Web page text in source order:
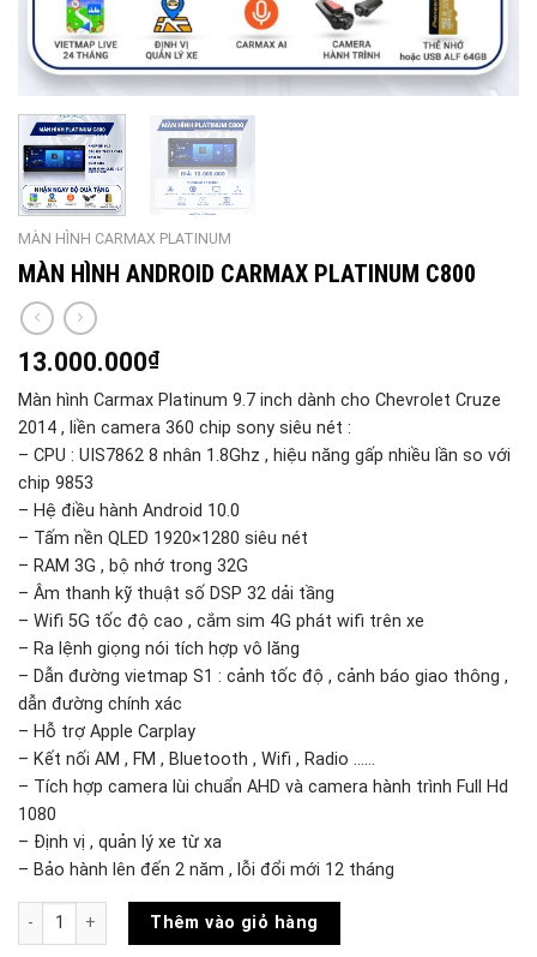
MÀN HÌNH CARMAX PLATINUM
MÀN HÌNH ANDROID CARMAX PLATINUM C800
13.000.000₫
Màn hình Carmax Platinum 9.7 inch dành cho Chevrolet Cruze
2014 , liền camera 360 chip sony siêu nét :
– CPU : UIS7862 8 nhân 1.8Ghz , hiệu năng gấp nhiều lần so với
chip 9853
– Hệ điều hành Android 10.0
– Tấm nền QLED 1920×1280 siêu nét
– RAM 3G , bộ nhớ trong 32G
– Âm thanh kỹ thuật số DSP 32 dải tầng
– Wifi 5G tốc độ cao , cắm sim 4G phát wifi trên xe
– Ra lệnh giọng nói tích hợp vô lăng
– Dẫn đường vietmap S1 : cảnh tốc độ , cảnh báo giao thông ,
dẫn đường chính xác
– Hỗ trợ Apple Carplay
– Kết nối AM , FM , Bluetooth , Wifi , Radio ……
– Tích hợp camera lùi chuẩn AHD và camera hành trình Full Hd
1080
– Định vị , quản lý xe từ xa
– Bảo hành lên đến 2 năm , lỗi đổi mới 12 tháng
Số lượng
Thêm vào giỏ hàng